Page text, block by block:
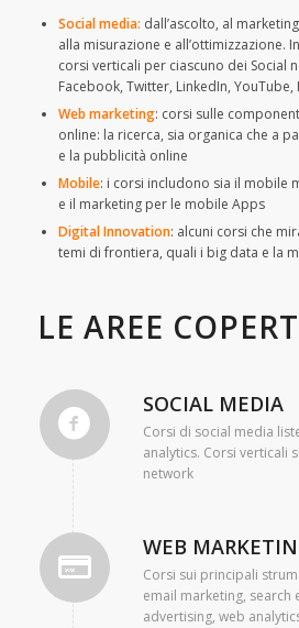
Social media: dall’ascolto, al
alla misurazione e all’ottimizzazione.
corsi verticali per ciascuno dei Social
Facebook, Twitter, LinkedIn, YouTube,
Web marketing: corsi sulle
online: la ricerca, sia organica che a
e la pubblicità online
Mobile: i corsi includono sia il mobile
e il marketing per le mobile Apps
Digital Innovation: alcuni corsi che
temi di frontiera, quali i big data e la
LE AREE
SOCIAL MEDIA
Corsi di social media
analytics. Corsi verticali
network
WEB
Corsi sui principali
email marketing, search
advertising, web